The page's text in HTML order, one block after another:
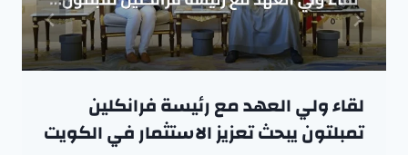
لقاء ولي العهد مع رئيسة فرانكلين
تمبلتون يبحث تعزيز الاستثمار في الكويت